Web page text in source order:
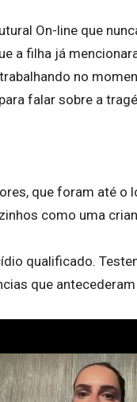
On-line que
a filha já
no
falar sobre a
que foram até o
como uma
qualificado.
que